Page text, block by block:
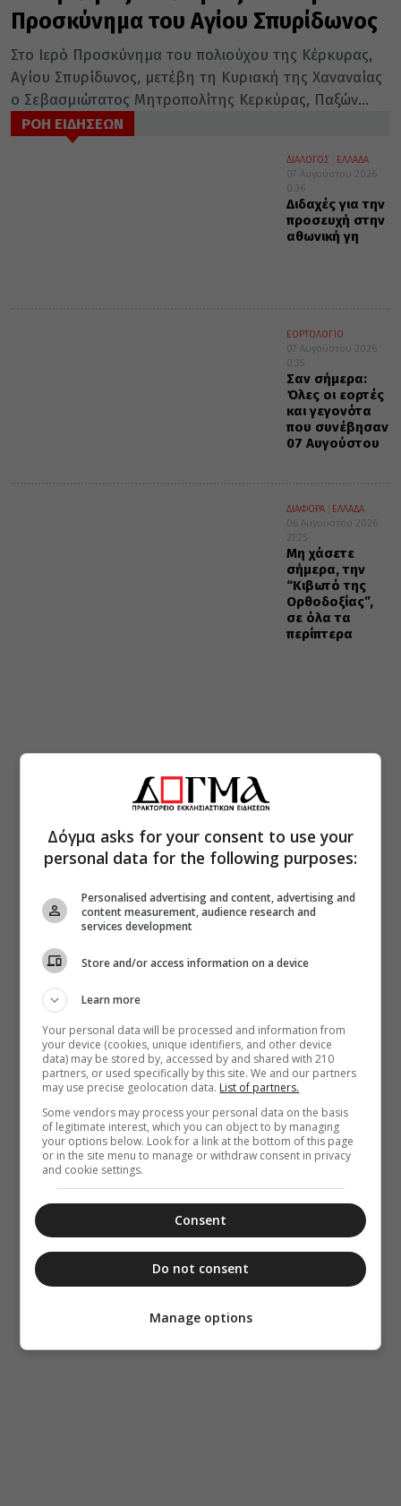
Προσκύνημα του Αγίου Σπυρίδωνος
Στο Ιερό Προσκύνημα του πολιούχου της Κέρκυρας,
Αγίου Σπυρίδωνος, μετέβη τη Κυριακή της Χαναναίας
ο Σεβασμιώτατος Μητροπολίτης Κερκύρας, Παξών...
ΡΟΗ ΕΙΔΗΣΕΩΝ
ΔΙΑΛΟΓΟΣ
ΕΛΛΑΔΑ
07 Αυγούστου 2026
0:36
Διδαχές για την
προσευχή στην
αθωνική γη
ΕΟΡΤΟΛΟΓΙΟ
07 Αυγούστου 2026
0:35
Σαν σήμερα:
Όλες οι εορτές
και γεγονότα
που συνέβησαν
07 Αυγούστου
ΔΙΑΦΟΡΑ
ΕΛΛΑΔΑ
06 Αυγούστου 2026
21:25
Μη χάσετε
σήμερα, την
“Κιβωτό της
Ορθοδοξίας”,
σε όλα τα
περίπτερα
Δόγμα asks for your consent to use your
personal data for the following purposes:
Personalised advertising and content, advertising and
content measurement, audience research and
services development
Store and/or access information on a device
Learn more
Your personal data will be processed and information from
your device (cookies, unique identifiers, and other device
data) may be stored by, accessed by and shared with 210
partners, or used specifically by this site. We and our partners
may use precise geolocation data. List of partners.
Some vendors may process your personal data on the basis
of legitimate interest, which you can object to by managing
your options below. Look for a link at the bottom of this page
or in the site menu to manage or withdraw consent in privacy
and cookie settings.
Consent
Do not consent
Manage options